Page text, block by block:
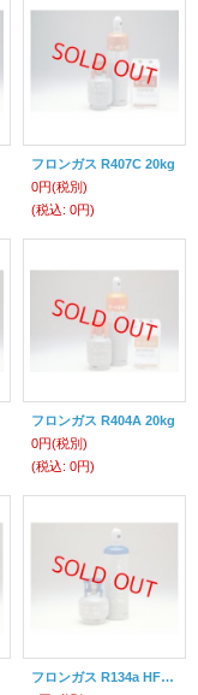
フロンガス R407C 20kg
0円(税別)
(税込: 0円)
フロンガス R404A 20kg
0円(税別)
(税込: 0円)
フロンガス R134a HFC134a 10kg